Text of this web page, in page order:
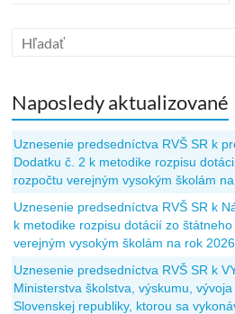
Naposledy aktualizované
Uznesenie predsedníctva RVŠ SR k
Dodatku č. 2 k metodike rozpisu
rozpočtu verejným vysokým školám
Uznesenie predsedníctva RVŠ SR k
k metodike rozpisu dotácií zo
verejným vysokým školám na rok 2026
Uznesenie predsedníctva RVŠ SR k
Ministerstva školstva, výskumu,
Slovenskej republiky, ktorou sa